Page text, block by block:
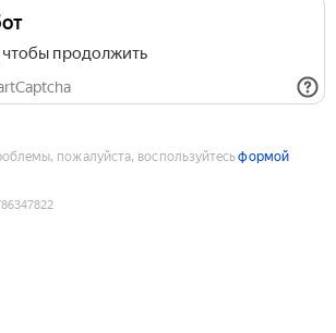
продолжить
пожалуйста, воспользуйтесьформой